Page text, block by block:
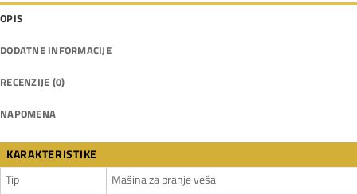
OPIS
DODATNE INFORMACIJE
RECENZIJE (0)
NAPOMENA
KARAKTERISTIKE
Tip
Mašina za pranje veša